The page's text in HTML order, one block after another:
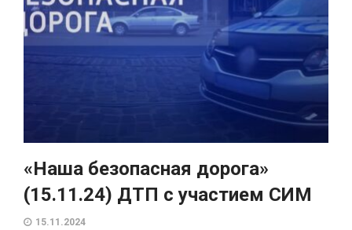
«Наша безопасная дорога»
(15.11.24) ДТП с участием СИМ
15.11.2024